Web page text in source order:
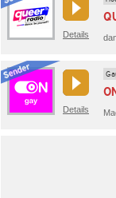
Details
Details